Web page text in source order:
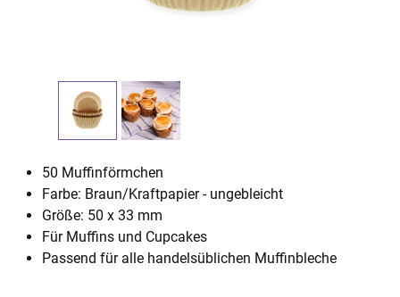
50 Muffinförmchen
Farbe: Braun/Kraftpapier - ungebleicht
Größe: 50 x 33 mm
Für Muffins und Cupcakes
Passend für alle handelsüblichen Muffinbleche